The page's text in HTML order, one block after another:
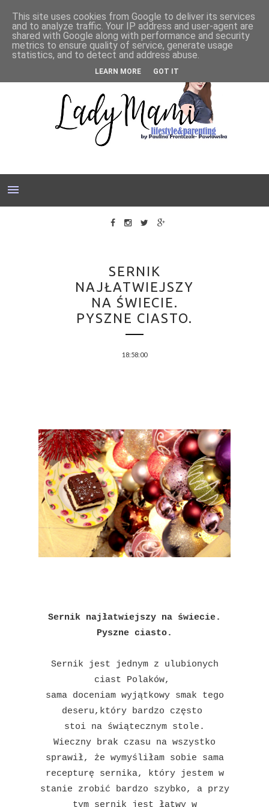
SERNIK
NAJŁATWIEJSZY
NA ŚWIECIE.
PYSZNE CIASTO.
18:58:00
Sernik najłatwiejszy na świecie.
Pyszne ciasto.
Sernik jest jednym z ulubionych
ciast Polaków,
sama doceniam wyjątkowy smak tego
deseru, który bardzo często
stoi na świątecznym stole.
Wieczny brak czasu na wszystko
sprawił, że wymyśliłam sobie sama
recepturę sernika, który jestem w
stanie zrobić bardzo szybko, a przy
This site uses cookies from Google to deliver its services
and to analyze traffic. Your IP address and user-agent are
shared with Google along with performance and security
metrics to ensure quality of service, generate usage
statistics, and to detect and address abuse.
LEARN MORE GOT IT